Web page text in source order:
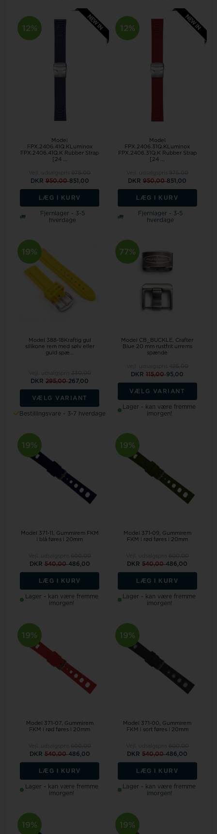
12%
Model
FPX.2406.41Q.KLuminox
FPX.2406.41Q.K Rubber Strap
[24 ...
DKR 950,00851,00
LÆG I KURV
Fjernlager - 3-5
hverdage
12%
Model
FPX.2406.31Q.KLuminox
FPX.2406.31Q.K Rubber Strap
[24 ...
DKR950,00851,00
LÆG I KURV
Fjernlager - 3-5
hverdage
19%
Model 388-18Kraftig gul
silikone rem med sølv eller
guld spæ...
DKR295,00267,00
VÆLG VARIANT
Bestillingsvare - 3-7 hverdage
77%
Model CB_BUCKLE
Crafter
Blue 20 mm rustfrit urrems
spænde
DKR115,0095,00
VÆLG VARIANT
Lager - kan være fremme
imorgen!
19%
Model 371-11
Gummirem FKM
i blå føres i 20mm
DKR 540,00486,00
LÆG I KURV
Lager - kan være fremme
imorgen!
19%
Model 371-09
Gummirem
FKM i rød føres i 20mm
DKR540,00486,00
LÆG I KURV
Lager - kan være fremme
imorgen!
19%
Model 371-07
Gummirem
FKM i rød føres i 20mm
DKR 540,00486,00
LÆG I KURV
Lager - kan være fremme
imorgen!
19%
Model 371-00
Gummirem
FKM i sort føres i 20mm
DKR540,00486,00
LÆG I KURV
Lager - kan være fremme
imorgen!
19% 19%